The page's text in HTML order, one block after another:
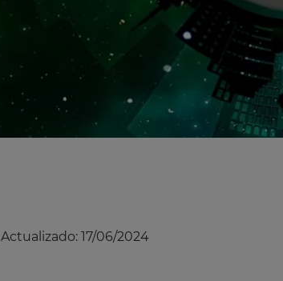
Actualizado: 17/06/2024